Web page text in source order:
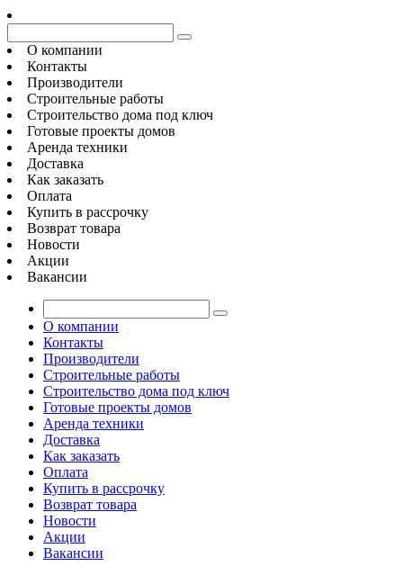
О компании
Контакты
Производители
Строительные работы
Строительство дома под ключ
Готовые проекты домов
Аренда техники
Доставка
Как заказать
Оплата
Купить в рассрочку
Возврат товара
Новости
Акции
Вакансии
О компании
Контакты
Производители
Строительные работы
Строительство дома под ключ
Готовые проекты домов
Аренда техники
Доставка
Как заказать
Оплата
Купить в рассрочку
Возврат товара
Новости
Акции
Вакансии